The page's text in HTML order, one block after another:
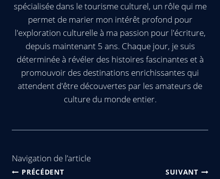
spécialisée dans le tourisme culturel, un rôle qui me
permet de marier mon intérêt profond pour
l'exploration culturelle à ma passion pour l'écriture,
depuis maintenant 5 ans. Chaque jour, je suis
déterminée à révéler des histoires fascinantes et à
promouvoir des destinations enrichissantes qui
attendent d'être découvertes par les amateurs de
culture du monde entier.
Navigation de l’article
PRÉCÉDENT SUIVANT